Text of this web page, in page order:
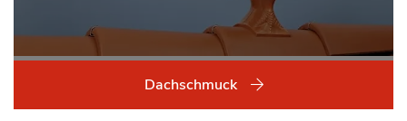
Dachschmuck